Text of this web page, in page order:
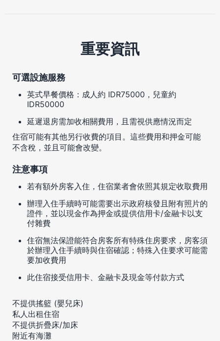
重要資訊
可選設施服務
英式早餐價格：成人約 IDR75000，兒童約
IDR50000
延遲退房需加收相關費用，且需視供應情況而定
住宿可能有其他另行收費的項目。這些費用和押金可能
不含稅，並且可能會改變。
注意事項
若有額外房客入住，住宿業者會依照其規定收取費用
辦理入住手續時可能需要出示政府核發且附有照片的
證件，並以現金作為押金或提供信用卡/金融卡以支
付雜費
住宿無法保證能符合房客所有特殊住房要求，房客須
於辦理入住手續時與住宿確認；特殊入住要求可能需
要加收費用
此住宿接受信用卡、金融卡及現金等付款方式
不提供搖籃 (嬰兒床)
私人出租住宿
不提供折疊床/加床
附近有海灘